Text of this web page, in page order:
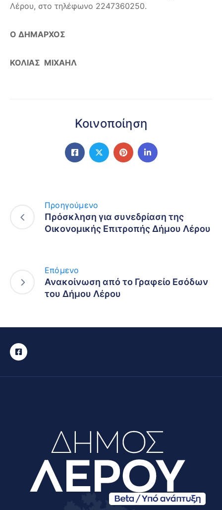
Λέρου, στο τηλέφωνο 2247360250.
Ο ΔΗΜΑΡΧΟΣ
ΚΟΛΙΑΣ ΜΙΧΑΗΛ
Κοινοποίηση
Προηγούμενο
Πρόσκληση για συνεδρίαση της
Οικονομικής Επιτροπής Δήμου Λέρου
Επόμενο
Ανακοίνωση από το Γραφείο Εσόδων
του Δήμου Λέρου